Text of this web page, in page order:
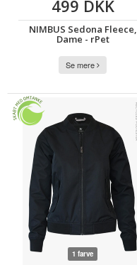
499 DKK
NIMBUS Sedona Fleece,
Dame - rPet
Se mere
1 farve